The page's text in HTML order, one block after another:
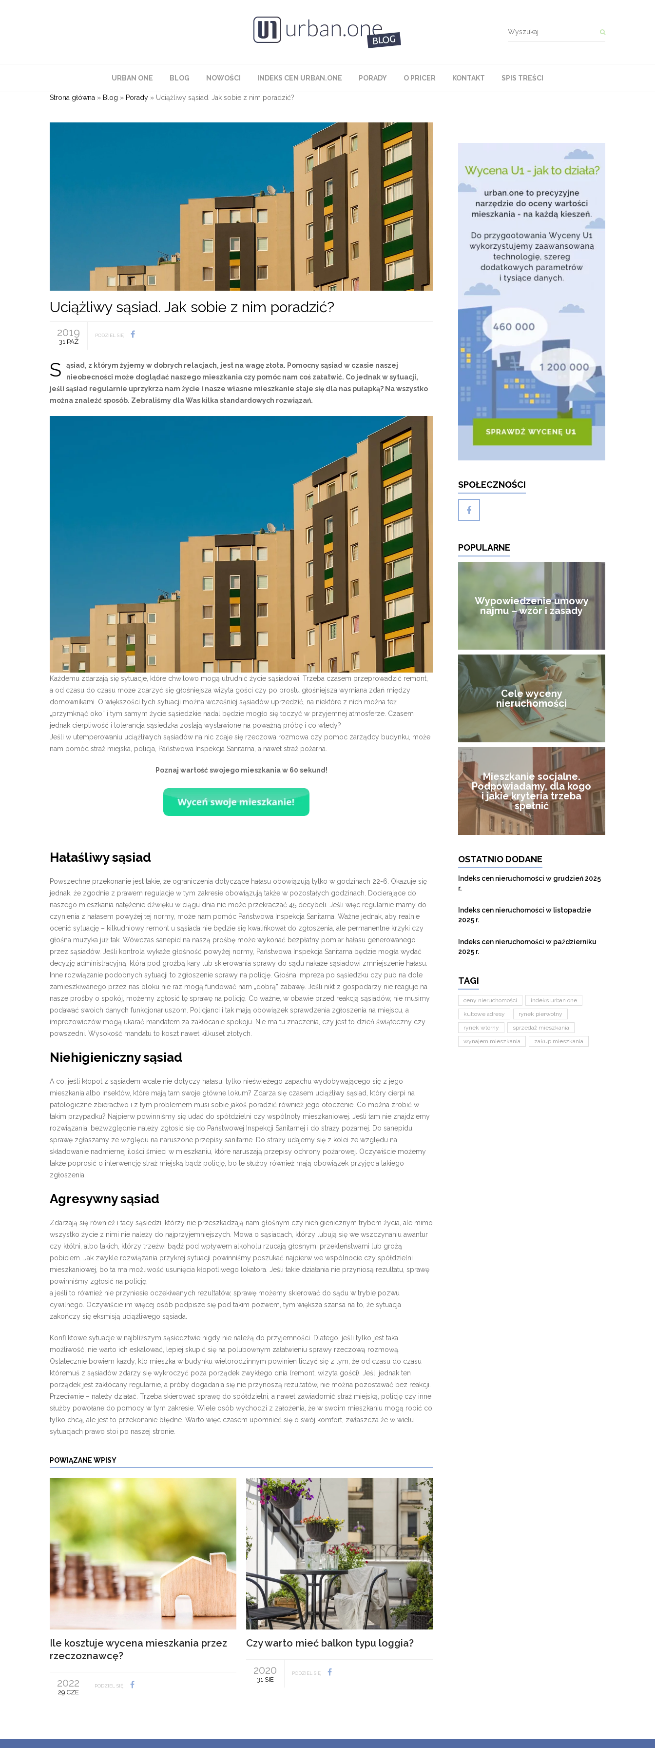
URBAN ONE BLOG NOWOŚCI INDEKS CEN URBAN.ONE PORADY O PRICER KONTAKT SPIS TREŚCI
Strona główna » Blog » Porady » Uciążliwy sąsiad. Jak sobie z nim poradzić?
Uciążliwy sąsiad. Jak sobie z nim poradzić?
2019
31 PAŹ
PODZIEL SIĘ
S
ąsiad, z którym żyjemy w dobrych relacjach, jest na wagę złota. Pomocny sąsiad w czasie naszej
nieobecności może doglądać naszego mieszkania czy pomóc nam coś załatwić. Co jednak w sytuacji,
jeśli sąsiad regularnie uprzykrza nam życie i nasze własne mieszkanie staje się dla nas pułapką? Na wszystko
można znaleźć sposób. Zebraliśmy dla Was kilka standardowych rozwiązań.
Każdemu zdarzają się sytuacje, które chwilowo mogą utrudnić życie sąsiadowi. Trzeba czasem przeprowadzić remont,
a od czasu do czasu może zdarzyć się głośniejsza wizyta gości czy po prostu głośniejsza wymiana zdań między
domownikami. O większości tych sytuacji można wcześniej sąsiadów uprzedzić, na niektóre z nich można też
„przymknąć oko” i tym samym życie sąsiedzkie nadal będzie mogło się toczyć w przyjemnej atmosferze. Czasem
jednak cierpliwość i tolerancja sąsiedzka zostają wystawione na poważną próbę i co wtedy?
Jeśli w utemperowaniu uciążliwych sąsiadów na nic zdaje się rzeczowa rozmowa czy pomoc zarządcy budynku, może
nam pomóc straż miejska, policja, Państwowa Inspekcja Sanitarna, a nawet straż pożarna.
Poznaj wartość swojego mieszkania w 60 sekund!
Hałaśliwy sąsiad
Powszechne przekonanie jest takie, że ograniczenia dotyczące hałasu obowiązują tylko w godzinach 22-6. Okazuje się
jednak, że zgodnie z prawem regulacje w tym zakresie obowiązują także w pozostałych godzinach. Docierające do
naszego mieszkania natężenie dźwięku w ciągu dnia nie może przekraczać 45 decybeli. Jeśli więc regularnie mamy do
czynienia z hałasem powyżej tej normy, może nam pomóc Państwowa Inspekcja Sanitarna. Ważne jednak, aby realnie
ocenić sytuację – kilkudniowy remont u sąsiada nie będzie się kwalifikował do zgłoszenia, ale permanentne krzyki czy
głośna muzyka już tak. Wówczas sanepid na naszą prośbę może wykonać bezpłatny pomiar hałasu generowanego
przez sąsiadów. Jeśli kontrola wykaże głośność powyżej normy, Państwowa Inspekcja Sanitarna będzie mogła wydać
decyzję administracyjną, która pod groźbą kary lub skierowania sprawy do sądu nakaże sąsiadowi zmniejszenie hałasu.
Inne rozwiązanie podobnych sytuacji to zgłoszenie sprawy na policję. Głośna impreza po sąsiedzku czy pub na dole
zamieszkiwanego przez nas bloku nie raz mogą fundować nam „dobrą” zabawę. Jeśli nikt z gospodarzy nie reaguje na
nasze prośby o spokój, możemy zgłosić tę sprawę na policję. Co ważne, w obawie przed reakcją sąsiadów, nie musimy
podawać swoich danych funkcjonariuszom. Policjanci i tak mają obowiązek sprawdzenia zgłoszenia na miejscu, a
imprezowiczów mogą ukarać mandatem za zakłócanie spokoju. Nie ma tu znaczenia, czy jest to dzień świąteczny czy
powszedni. Wysokość mandatu to koszt nawet kilkuset złotych.
Niehigieniczny sąsiad
A co, jeśli kłopot z sąsiadem wcale nie dotyczy hałasu, tylko nieświeżego zapachu wydobywającego się z jego
mieszkania albo insektów, które mają tam swoje główne lokum? Zdarza się czasem uciążliwy sąsiad, który cierpi na
patologiczne zbieractwo i z tym problemem musi sobie jakoś poradzić również jego otoczenie. Co można zrobić w
takim przypadku? Najpierw powinniśmy się udać do spółdzielni czy wspólnoty mieszkaniowej. Jeśli tam nie znajdziemy
rozwiązania, bezwzględnie należy zgłosić się do Państwowej Inspekcji Sanitarnej i do straży pożarnej. Do sanepidu
sprawę zgłaszamy ze względu na naruszone przepisy sanitarne. Do straży udajemy się z kolei ze względu na
składowanie nadmiernej ilości śmieci w mieszkaniu, które naruszają przepisy ochrony pożarowej. Oczywiście możemy
także poprosić o interwencję straż miejską bądź policję, bo te służby również mają obowiązek przyjęcia takiego
zgłoszenia.
Agresywny sąsiad
Zdarzają się również i tacy sąsiedzi, którzy nie przeszkadzają nam głośnym czy niehigienicznym trybem życia, ale mimo
wszystko życie z nimi nie należy do najprzyjemniejszych. Mowa o sąsiadach, którzy lubują się we wszczynaniu awantur
czy kłótni, albo takich, którzy trzeźwi bądź pod wpływem alkoholu rzucają głośnymi przekleństwami lub grożą
pobiciem. Jak zwykle rozwiązania przykrej sytuacji powinniśmy poszukać najpierw we wspólnocie czy spółdzielni
mieszkaniowej, bo ta ma możliwość usunięcia kłopotliwego lokatora. Jeśli takie działania nie przyniosą rezultatu, sprawę
powinniśmy zgłosić na policję,
a jeśli to również nie przyniesie oczekiwanych rezultatów, sprawę możemy skierować do sądu w trybie pozwu
cywilnego. Oczywiście im więcej osób podpisze się pod takim pozwem, tym większa szansa na to, że sytuacja
zakończy się eksmisją uciążliwego sąsiada.
Konfliktowe sytuacje w najbliższym sąsiedztwie nigdy nie należą do przyjemności. Dlatego, jeśli tylko jest taka
możliwość, nie warto ich eskalować, lepiej skupić się na polubownym załatwieniu sprawy rzeczową rozmową.
Ostatecznie bowiem każdy, kto mieszka w budynku wielorodzinnym powinien liczyć się z tym, że od czasu do czasu
któremuś z sąsiadów zdarzy się wykroczyć poza porządek zwykłego dnia (remont, wizyta gości). Jeśli jednak ten
porządek jest zakłócany regularnie, a próby dogadania się nie przynoszą rezultatów, nie można pozostawać bez reakcji.
Przeciwnie – należy działać. Trzeba skierować sprawę do spółdzielni, a nawet zawiadomić straż miejską, policję czy inne
służby powołane do pomocy w tym zakresie. Wiele osób wychodzi z założenia, że w swoim mieszkaniu mogą robić co
tylko chcą, ale jest to przekonanie błędne. Warto więc czasem upomnieć się o swój komfort, zwłaszcza że w wielu
sytuacjach prawo stoi po naszej stronie.
POWIĄZANE WPISY
Ile kosztuje wycena mieszkania przez
rzeczoznawcę?
2022
29 CZE
PODZIEL SIĘ
Czy warto mieć balkon typu loggia?
2020
31 SIE
PODZIEL SIĘ
SPOŁECZNOŚCI
POPULARNE
Wypowiedzenie umowy
najmu – wzór i zasady
Cele wyceny
nieruchomości
Mieszkanie socjalne.
Podpowiadamy, dla kogo
i jakie kryteria trzeba
spełnić
OSTATNIO DODANE
Indeks cen nieruchomości w grudzień 2025
r.
Indeks cen nieruchomości w listopadzie
2025 r.
Indeks cen nieruchomości w październiku
2025 r.
TAGI
ceny nieruchomości
indeks urban one
kultowe adresy
rynek pierwotny
rynek wtórny
sprzedaż mieszkania
wynajem mieszkania
zakup mieszkania